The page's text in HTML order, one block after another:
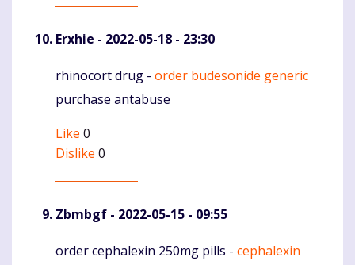
Erxhie - 2022-05-18 - 23:30
Komentaras
rhinocort drug - order budesonide generic
purchase antabuse
Like 0
Dislike 0
Zbmbgf - 2022-05-15 - 09:55
Komentaras
order cephalexin 250mg pills - cephalexin